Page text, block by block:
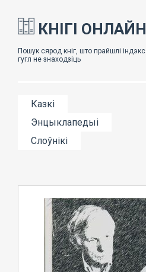
КНІГІ ОНЛАЙН
Казкі
Энцыклапедыі
Слоўнікі